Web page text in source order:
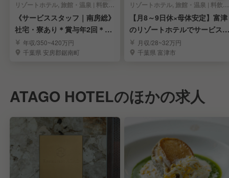
リゾートホテル, 旅館・温泉 | 料飲部門 | 料飲全般
《サービススタッフ｜南房総》
社宅・寮あり＊賞与年2回＊最
高のロケーション✨
年収/350~420万円
千葉県 安房郡鋸南町
リゾートホテル, 旅館・温泉 | 料飲部門 | 和食 | 料飲全般
【月8～9日休×母体安定】富津
のリゾートホテルでサービスチ
ーフを募集
月収/28~32万円
千葉県 富津市
ATAGO HOTELのほかの求人